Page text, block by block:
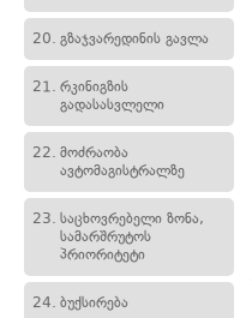
20. გზაჯვარედინის გავლა
21. რკინიგზის
გადასასვლელი
22. მოძრაობა
ავტომაგისტრალზე
23. საცხოვრებელი ზონა,
სამარშრუტოს
პრიორიტეტი
24. ბუქსირება